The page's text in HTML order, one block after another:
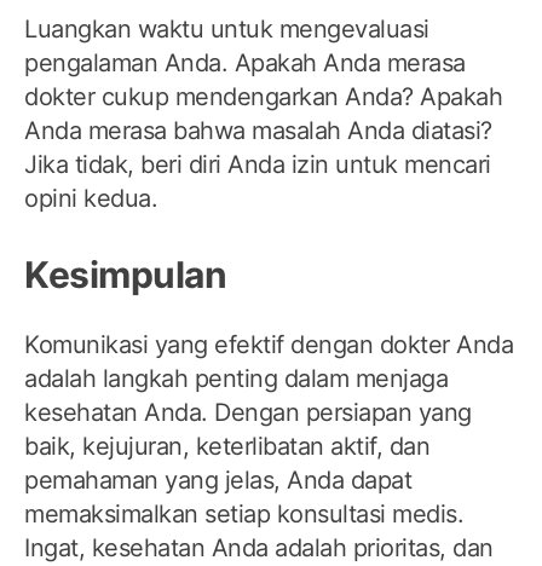
Luangkan waktu untuk mengevaluasi
pengalaman Anda. Apakah Anda merasa
dokter cukup mendengarkan Anda? Apakah
Anda merasa bahwa masalah Anda diatasi?
Jika tidak, beri diri Anda izin untuk mencari
opini kedua.
Kesimpulan
Komunikasi yang efektif dengan dokter Anda
adalah langkah penting dalam menjaga
kesehatan Anda. Dengan persiapan yang
baik, kejujuran, keterlibatan aktif, dan
pemahaman yang jelas, Anda dapat
memaksimalkan setiap konsultasi medis.
Ingat, kesehatan Anda adalah prioritas, dan